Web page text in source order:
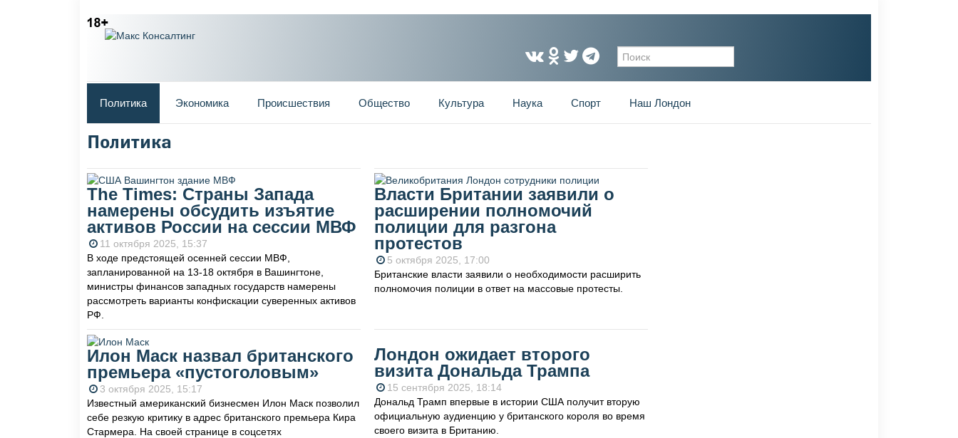
Форма поиска
Главное меню
Политика Экономика Происшествия Общество Культура Наука Спорт Наш Лондон
Вы здесь
Политика
The Times: Страны Запада
намерены обсудить изъятие
активов России на сессии МВФ
11 октября 2025, 15:37
В ходе предстоящей осенней сессии МВФ,
запланированной на 13-18 октября в Вашингтоне,
министры финансов западных государств намерены
рассмотреть варианты конфискации суверенных активов
РФ.
Власти Британии заявили о
расширении полномочий
полиции для разгона
протестов
5 октября 2025, 17:00
Британские власти заявили о необходимости расширить
полномочия полиции в ответ на массовые протесты.
Илон Маск назвал британского
премьера «пустоголовым»
3 октября 2025, 15:17
Известный американский бизнесмен Илон Маск позволил
себе резкую критику в адрес британского премьера Кира
Стармера. На своей странице в соцсетях
Лондон ожидает второго
визита Дональда Трампа
15 сентября 2025, 18:14
Дональд Трамп впервые в истории США получит вторую
официальную аудиенцию у британского короля во время
своего визита в Британию.